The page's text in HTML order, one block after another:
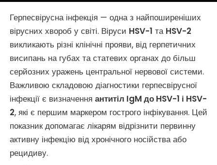
Герпесвірусна інфекція — одна з найпоширеніших
вірусних хвороб у світі. Віруси HSV-1 та HSV-2
викликають різні клінічні прояви, від герпетичних
висипань на губах та статевих органах до більш
серйозних уражень центральної нервової системи.
Важливою складовою діагностики герпесвірусної
інфекції є визначення антитіл IgM до HSV-1 і HSV-
2, які є першим маркером гострого інфікування. Цей
показник допомагає лікарям відрізнити первинну
активну інфекцію від хронічного носійства або
рецидиву.